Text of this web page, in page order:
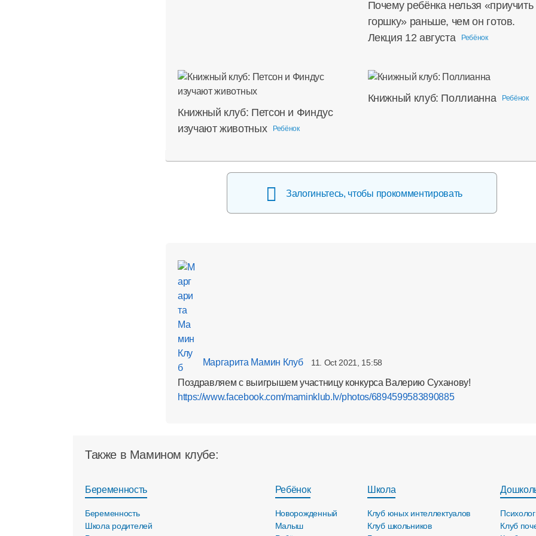
Почему ребёнка нельзя «приучить
горшку» раньше, чем он готов.
Лекция 12 августа
Ребёнок
Книжный клуб: Петсон и Финдус
изучают животных
Ребёнок
Книжный клуб: Поллианна Ребёнок
Залогиньтесь, чтобы прокомментировать
Маргарита Мамин Клуб 11. Oct 2021, 15:58
Поздравляем с выигрышем участницу конкурса Валерию Суханову!
https://www.facebook.com/maminklub.lv/photos/6894599583890885
Также в Мамином клубе:
Беременность
Беременность
Школа родителей
Ребёнок
Новорожденный
Малыш
Школа
Клуб юных интеллектуалов
Клуб школьников
Клуб